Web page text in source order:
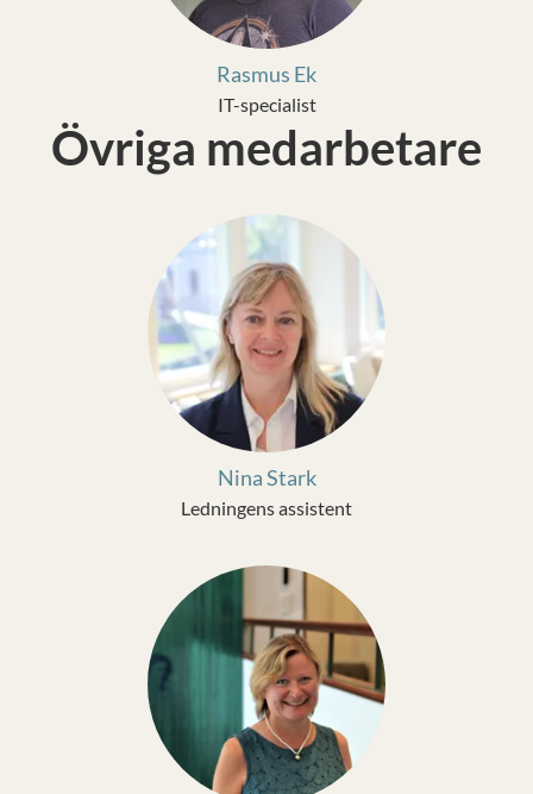
Rasmus Ek
IT-specialist
Övriga medarbetare
Nina Stark
Ledningens assistent